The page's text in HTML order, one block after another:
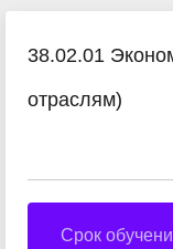
38.02.01
отраслям)
Срок